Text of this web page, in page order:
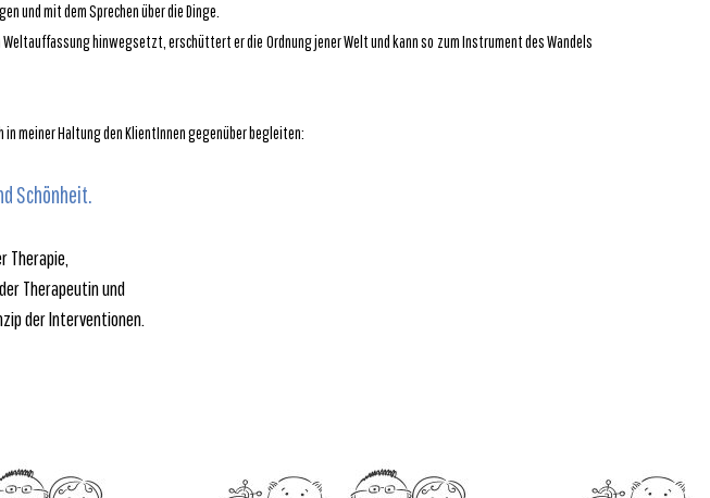
und mit dem Sprechen über die Dinge.
hinwegsetzt, erschüttert er die Ordnung jener Welt und kann so zum Instrument des Wandels
meiner Haltung den KlientInnen gegenüber begleiten:
Schönheit.
Therapie,
Therapeutin und
der Interventionen.